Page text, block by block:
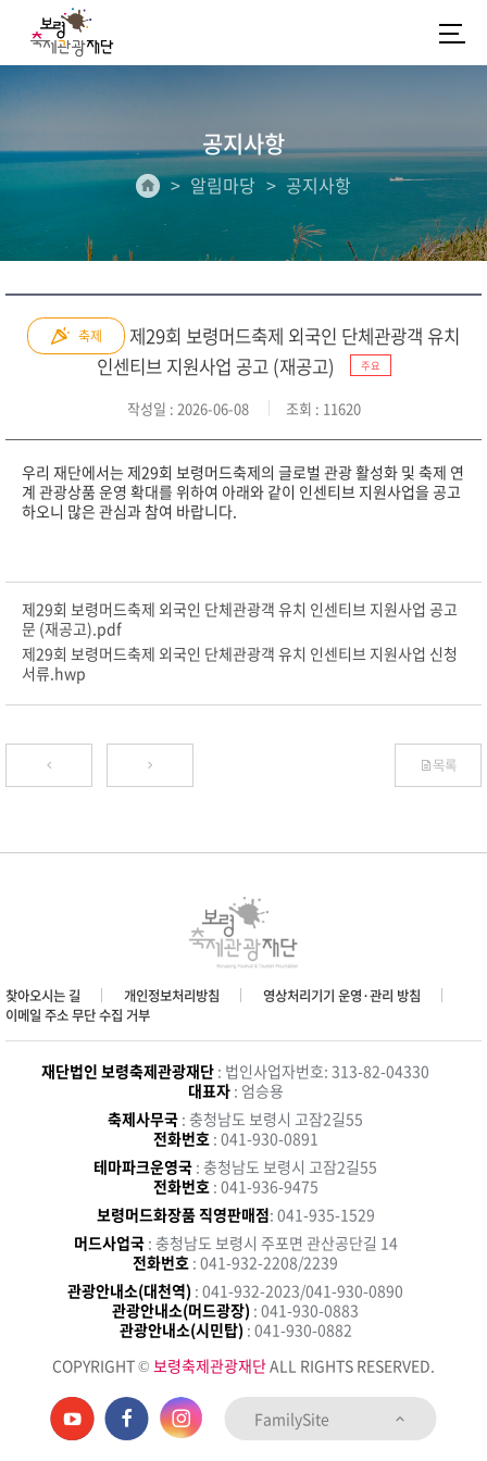
공지사항
알림마당 공지사항
축제
제29회 보령머드축제 외국인 단체관광객 유치
인센티브 지원사업 공고 (재공고)
주요
작성일 : 2026-06-08 조회 : 11620
우리 재단에서는 제29회 보령머드축제의 글로벌 관광 활성화 및 축제 연
계 관광상품 운영 확대를 위하여 아래와 같이 인센티브 지원사업을 공고
하오니 많은 관심과 참여 바랍니다.
제29회 보령머드축제 외국인 단체관광객 유치 인센티브 지원사업 공고
문 (재공고).pdf
제29회 보령머드축제 외국인 단체관광객 유치 인센티브 지원사업 신청
서류.hwp
목록
찾아오시는 길 개인정보처리방침
영상처리기기 운영·관리 방침
이메일 주소 무단 수집 거부
재단법인 보령축제관광재단 : 법인사업자번호: 313-82-04330
대표자: 엄승용
축제사무국 : 충청남도 보령시 고잠2길55
전화번호 : 041-930-0891
테마파크운영국 : 충청남도 보령시 고잠2길55
전화번호 : 041-936-9475
보령머드화장품 직영판매점: 041-935-1529
머드사업국 : 충청남도 보령시 주포면 관산공단길 14
전화번호 : 041-932-2208/2239
관광안내소(대천역) : 041-932-2023/041-930-0890
관광안내소(머드광장) : 041-930-0883
관광안내소(시민탑) : 041-930-0882
COPYRIGHT © 보령축제관광재단ALL RIGHTS RESERVED.
FamilySite